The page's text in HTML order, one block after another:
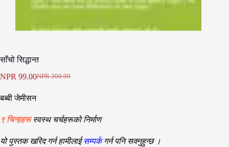
साँचो सिद्धान्त
NPR200.00
Original
was:
NPR 99.00Current
is:
बब्बी जेमीसन
९चिन्हहरूस्वस्थ चर्चहरूको निर्माण
यो पुस्तक खरिद गर्न हामीलाई सम्पर्कगर्न पनिसक्नुहुन्छ ।